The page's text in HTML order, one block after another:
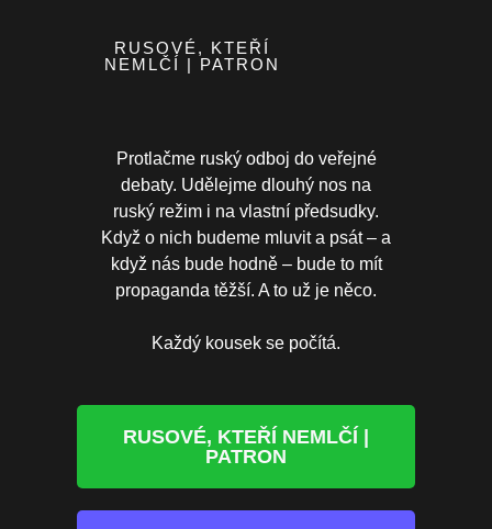
RUSOVÉ, KTEŘÍ
NEMLČÍ | PATRON
Protlačme ruský odboj do veřejné
debaty. Udělejme dlouhý nos na
ruský režim i na vlastní předsudky.
Když o nich budeme mluvit a psát – a
když nás bude hodně – bude to mít
propaganda těžší. A to už je něco.
Každý kousek se počítá.
RUSOVÉ, KTEŘÍ NEMLČÍ |
PATRON